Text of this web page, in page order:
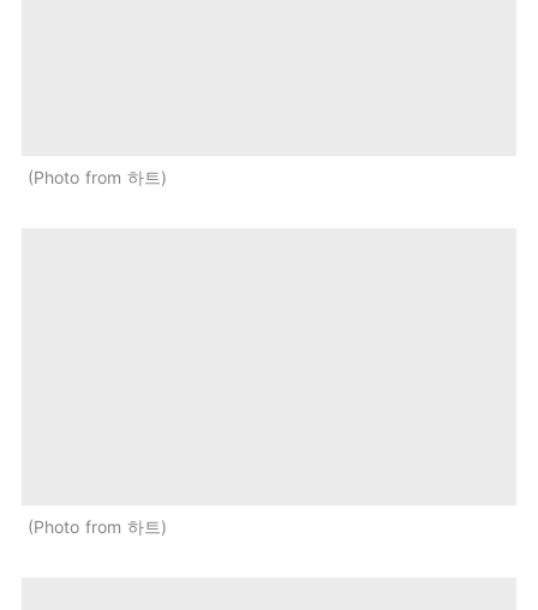
Photo from 하트
Photo from 하트